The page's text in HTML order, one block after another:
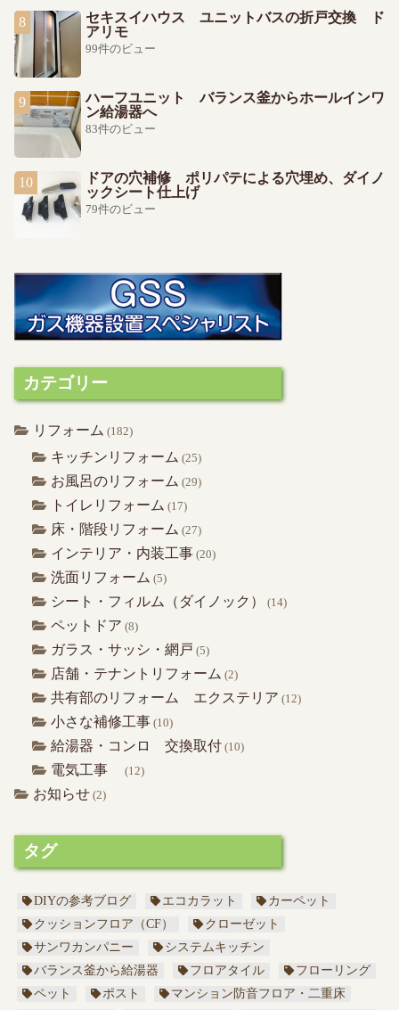
セキスイハウス ユニットバスの折戸交換 ド
アリモ
99件のビュー
ハーフユニット バランス釜からホールインワ
ン給湯器へ
83件のビュー
ドアの穴補修 ポリパテによる穴埋め、ダイノ
ックシート仕上げ
79件のビュー
カテゴリー
リフォーム (182)
キッチンリフォーム (25)
お風呂のリフォーム (29)
トイレリフォーム (17)
床・階段リフォーム (27)
インテリア・内装工事 (20)
洗面リフォーム (5)
シート・フィルム（ダイノック） (14)
ペットドア (8)
ガラス・サッシ・網戸 (5)
店舗・テナントリフォーム (2)
共有部のリフォーム エクステリア (12)
小さな補修工事 (10)
給湯器・コンロ 交換取付 (10)
電気工事 (12)
お知らせ (2)
タグ
DIYの参考ブログ エコカラット
カーペット
クッションフロア（CF）
クローゼット
サンワカンパニー
システムキッチン
バランス釜から給湯器
フロアタイル
フローリング
ペット
ポスト
マンション防音フロア・二重床